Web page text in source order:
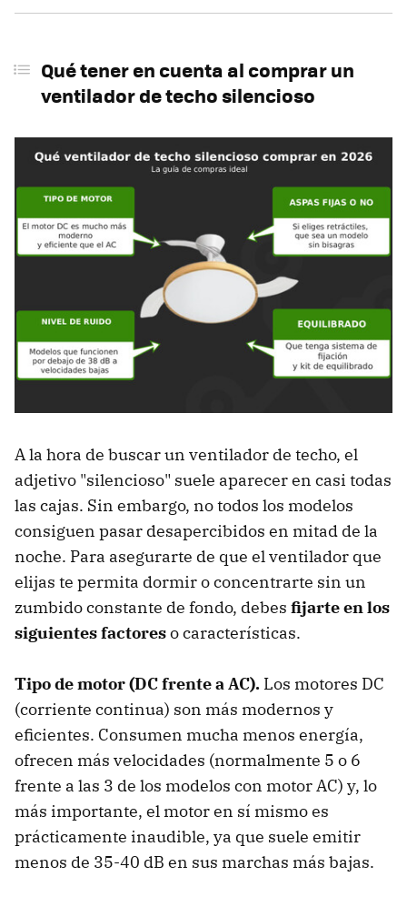
Qué tener en cuenta al comprar un
ventilador de techo silencioso
A la hora de buscar un ventilador de techo, el
adjetivo "silencioso" suele aparecer en casi todas
las cajas. Sin embargo, no todos los modelos
consiguen pasar desapercibidos en mitad de la
noche. Para asegurarte de que el ventilador que
elijas te permita dormir o concentrarte sin un
zumbido constante de fondo, debes fijarte en los
siguientes factoreso características.
Tipo de motor (DC frente a AC). Los motores DC
(corriente continua) son más modernos y
eficientes. Consumen mucha menos energía,
ofrecen más velocidades (normalmente 5 o 6
frente a las 3 de los modelos con motor AC) y, lo
más importante, el motor en sí mismo es
prácticamente inaudible, ya que suele emitir
menos de 35-40 dB en sus marchas más bajas.